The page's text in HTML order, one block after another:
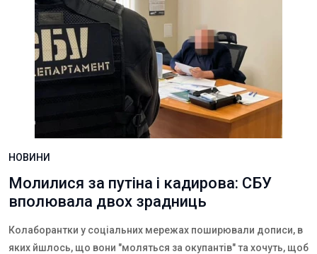
НОВИНИ
Молилися за путіна і кадирова: СБУ
вполювала двох зрадниць
Колаборантки у соціальних мережах поширювали дописи, в
яких йшлось, що вони "моляться за окупантів" та хочуть, щоб